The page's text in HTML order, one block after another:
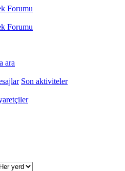
ara
Son aktiviteler